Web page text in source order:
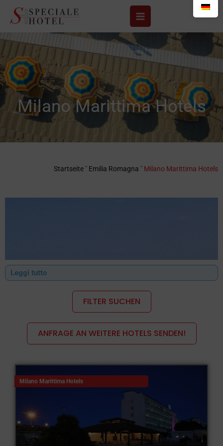
Inhalt
springen
Milano Marittima Hotels
Startseite " Emilia Romagna " Milano Marittima Hotels
Berühmter Fremdenverkehrsort in der Gemeinde Cervia, sehr
beliebt bei jungen Leuten, die sich die
immer häufiger als Urlaubsziel genutzt.
Hotels in Milano Marittima
sind zahlreich und erstrecken
sich sowohl im Stadtzentrum als auch entlang der gesamten
Strandpromenade der Riviera Romagna.
Leggi tutto
FILTER SUCHEN
ANFRAGE AN WEITERE HOTELS SENDEN!
Milano Marittima Hotels